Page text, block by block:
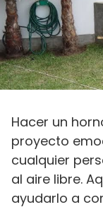
Hacer un
proyecto
cualquier
al aire libre.
ayudarlo a